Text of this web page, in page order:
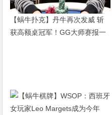
【蜗牛扑克】丹牛再次发威 斩
获高额桌冠军！GG大师赛报一